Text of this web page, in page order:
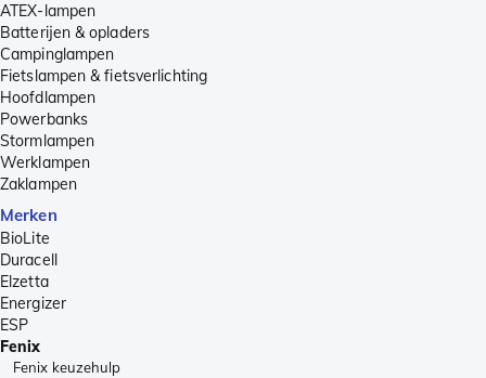
ATEX-lampen
Batterijen & opladers
Campinglampen
Fietslampen & fietsverlichting
Hoofdlampen
Powerbanks
Stormlampen
Werklampen
Zaklampen
Merken
BioLite
Duracell
Elzetta
Energizer
ESP
Fenix
Fenix keuzehulp